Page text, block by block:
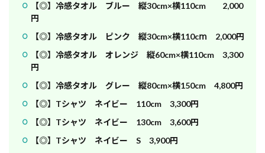
【◎】冷感タオル ブルー 縦30cm×横110cm 2,000
円
【◎】冷感タオル ピンク 縦30cm×横110cⅿ 2,000円
【◎】冷感タオル オレンジ 縦60cm×横110cm 3,300
円
【◎】冷感タオル グレー 縦80cm×横150cm 4,800円
【◎】Tシャツ ネイビー 110cm 3,300円
【◎】Tシャツ ネイビー 130cm 3,600円
【◎】Tシャツ ネイビー S 3,900円